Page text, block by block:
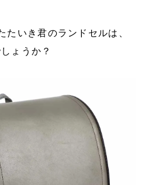
たいき君のランドセルは、
ょうか？